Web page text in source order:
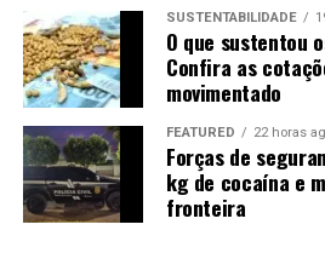
meses
O cenário para a soja combina
relevantes. De um lado, preços
internacional aquecida sustentam
clima incerto e custos elevados
produtores.
SUSTENTABILIDADE
O que sustentou
Confira as
movimentado
FEATURED 22 horas
Forças de
kg de cocaína e
fronteira